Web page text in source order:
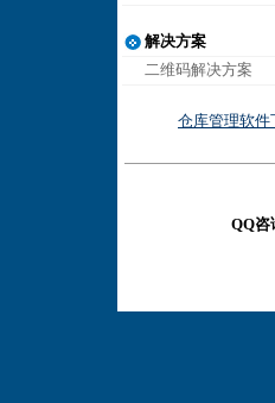
解决方案
二维码解决方案
仓库管理软件
QQ咨